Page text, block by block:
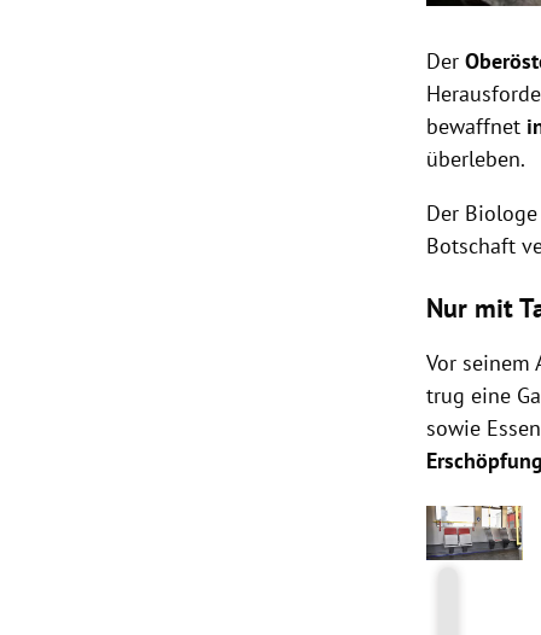
Der
bewaffnet
überleben.
Der
Botschaft
Nur mit
Vor seinem
trug eine
sowie